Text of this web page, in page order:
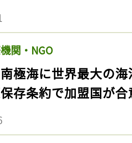
関・NGO
南極海に世界最大の
存条約で加盟国が合
ログイン